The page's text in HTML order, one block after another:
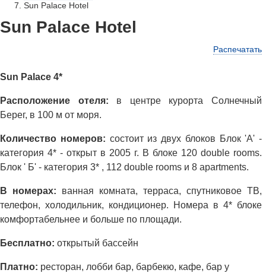
Sun Palace Hotel
Sun Palace Hotel
Распечатать
Sun Palace 4*
Расположение отеля: в центре курорта Солнечный
Берег, в 100 м от моря.
Количество номеров: состоит из двух блоков Блок 'А' -
категория 4* - открыт в 2005 г. В блоке 120 double rooms.
Блок ' Б' - категория 3* , 112 double rooms и 8 apartments.
В номерах: ванная комната, терраса, спутниковое ТВ,
телефон, холодильник, кондиционер. Номера в 4* блоке
комфортабельнее и больше по площади.
Бесплатно: открытый бассейн
Платно: ресторан, лобби бар, барбекю, кафе, бар у